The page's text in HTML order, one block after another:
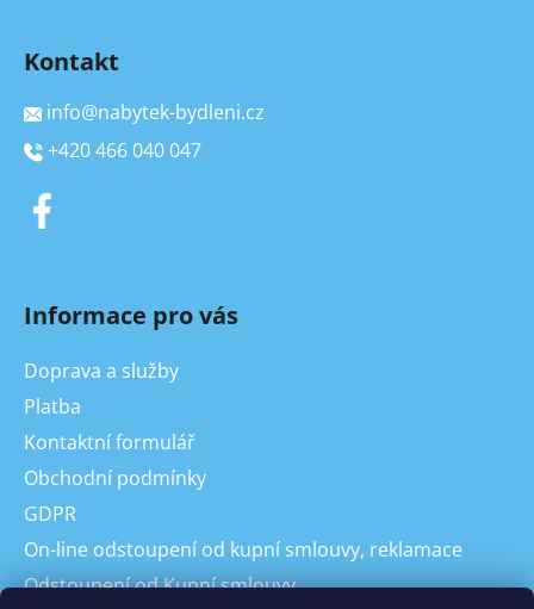
Kontakt
info@nabytek-bydleni.cz
+420 466 040 047
Informace pro vás
Doprava a služby
Platba
Kontaktní formulář
Obchodní podmínky
GDPR
On-line odstoupení od kupní smlouvy, reklamace
Odstoupení od Kupní smlouvy